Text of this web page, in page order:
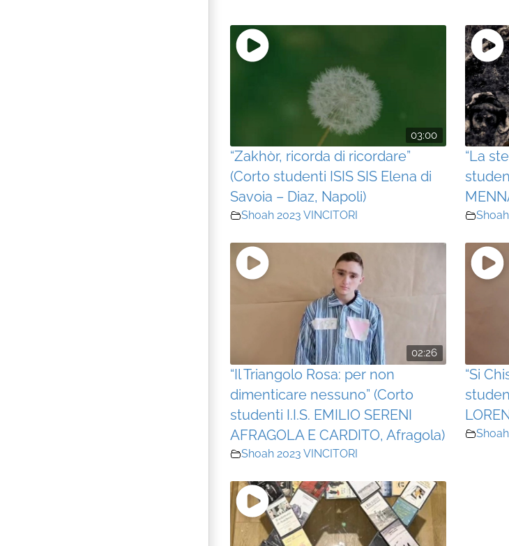
03:00
“Zakhòr, ricorda di ricordare”
(Corto studenti ISIS SIS Elena di
Savoia – Diaz, Napoli)
Shoah 2023 VINCITORI
“La
02:26
“Il Triangolo Rosa: per non
dimenticare nessuno” (Corto
studenti I.I.S. EMILIO SERENI
AFRAGOLA E CARDITO, Afragola)
Shoah 2023 VINCITORI
“Si